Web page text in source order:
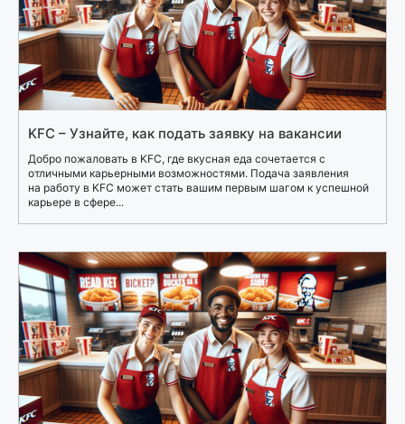
KFC – Узнайте, как подать заявку на вакансии
Добро пожаловать в KFC, где вкусная еда сочетается с
отличными карьерными возможностями. Подача заявления
на работу в KFC может стать вашим первым шагом к успешной
карьере в сфере...